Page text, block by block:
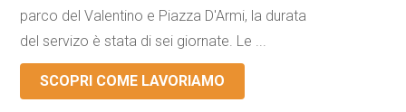
parco del Valentino e Piazza D'Armi, la durata
del servizo è stata di sei giornate. Le ...
SCOPRI COME LAVORIAMO